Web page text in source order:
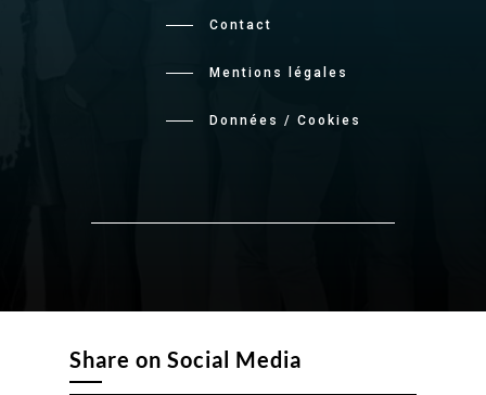
Contact
Mentions légales
Données / Cookies
Share on Social Media